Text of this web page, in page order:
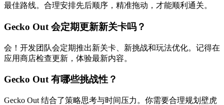
最佳路线。合理安排先后顺序，精准拖动，才能顺利通关。
Gecko Out 会定期更新新关卡吗？
会！开发团队会定期推出新关卡、新挑战和玩法优化。记得在
应用商店检查更新，体验最新内容。
Gecko Out 有哪些挑战性？
Gecko Out 结合了策略思考与时间压力。你需要合理规划壁虎